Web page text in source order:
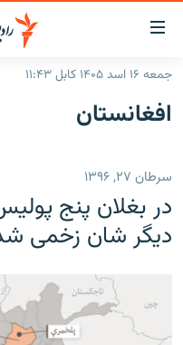
لینک‌های
قابل
دسترسی
بازگشت
بازگشت
منوی
اصلی
صفحه
صفحه نخست
گزارش‌ها
منطقه
شرق میانه
افغانستان
جهان
جدول نشرات
مصاحبه‌ها
مجموعه تصویری
ورزش
جمعه ۱۶ اسد ۱۴۰۵ کابل ۱۱:۴۳
افغانستان
سرطان ۲۷, ۱۳۹۶
در بغلان پنج
دیگر شان زخمی